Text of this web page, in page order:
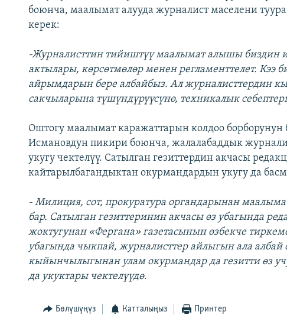
боюнча, маалымат алууда журналист маселени
керек:
-Журналисттин тийиштүү маалымат алышы биздин
актылары, көрсөтмөлөр менен регламенттелет. Кээ
айрымдарын бере албайбыз. Ал журналисттердин
сакчыларына түшүндүрүүсүнө, техникалык
Оштогу маалымат каражаттарын колдоо борборунун
Исмановдун пикири боюнча, жалалабаддык
укугу чектелүү. Сатылган гезиттердин акчасы
кайтарылбагандыктан окурмандардын укугу да
- Милиция, сот, прокуратура органдарынан
бар. Сатылган гезиттеринин акчасы өз убагында
жоктугунан «Фергана» газетасынын өзбекче
убагында чыкпай, журналисттер айлыгын ала
кыйынчылыгынан улам окурмандар да гезитти өз
да укуктары чектелүүдө.
Бөлүшүңүз Катталыңыз Принтер